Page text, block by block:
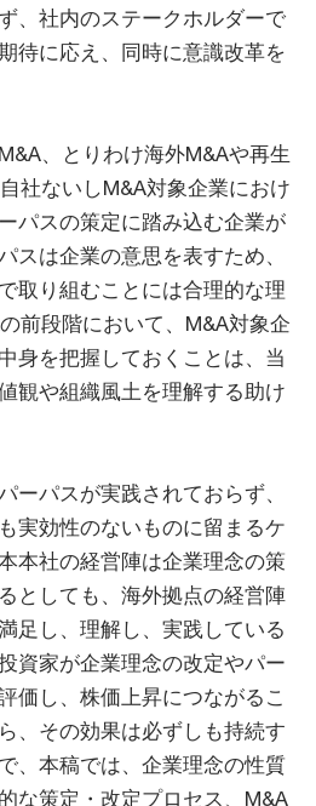
、社内のステークホルダーで
待に応え、同時に意識改革を
、とりわけ海外M&Aや再生
社ないしM&A対象企業におけ
パスの策定に踏み込む企業が
スは企業の意思を表すため、
取り組むことには合理的な理
前段階において、M&A対象企
身を把握しておくことは、当
観や組織風土を理解する助け
ーパスが実践されておらず、
実効性のないものに留まるケ
本社の経営陣は企業理念の策
としても、海外拠点の経営陣
足し、理解し、実践している
資家が企業理念の改定やパー
価し、株価上昇につながるこ
、その効果は必ずしも持続す
、本稿では、企業理念の性質
な策定・改定プロセス、M&A